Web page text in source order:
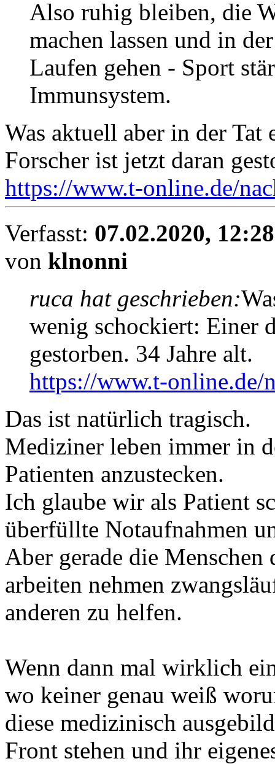
Also ruhig bleiben, die
machen lassen und in
Laufen gehen - Sport
Immunsystem.
Was aktuell aber in der
Forscher ist jetzt daran
https://www.t-online.de/
Verfasst: 07.02.2020, 12:28
von klnonni
ruca hat geschrieben:
wenig schockiert: Einer
gestorben. 34 Jahre alt.
https://www.t-online.de/
Das ist natürlich tragisch.
Mediziner leben immer in
Patienten anzustecken.
Ich glaube wir als Patient
überfüllte Notaufnahmen
Aber gerade die
arbeiten nehmen
anderen zu helfen.
Wenn dann mal wirklich
wo keiner genau weiß
diese medizinisch
Front stehen und ihr